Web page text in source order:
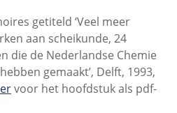
getiteld ‘Veel meer
aan scheikunde, 24
die de Nederlandse Chemie
gemaakt’, Delft, 1993,
voor het hoofdstuk als pdf-